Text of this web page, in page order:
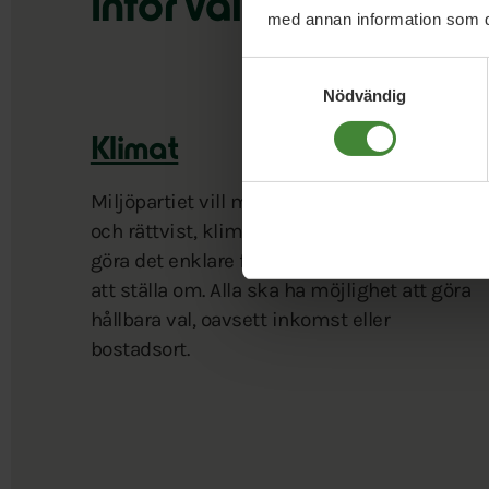
med annan information som
Nödvändig
inför valet 2026
Klimat
Miljöpartiet vill minska utsläppen snabbt
och rättvist, klimatanpassa Sverige och
göra det enklare för människor och företag
att ställa om. Alla ska ha möjlighet att göra
hållbara val, oavsett inkomst eller
bostadsort.